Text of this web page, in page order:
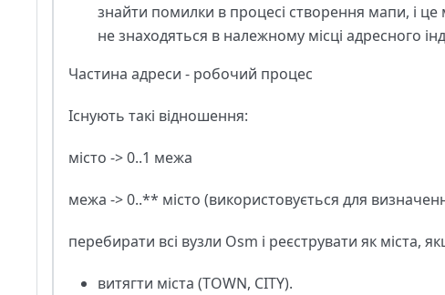
знайти помилки в процесі створення мапи, і це
не знаходяться в належному місці адресного
Частина адреси - робочий процес
Існують такі відношення:
місто -> 0..1 межа
межа -> 0..** місто (використовується для
перебирати всі вузли Osm і реєструвати як міста,
витягти міста (TOWN, CITY).